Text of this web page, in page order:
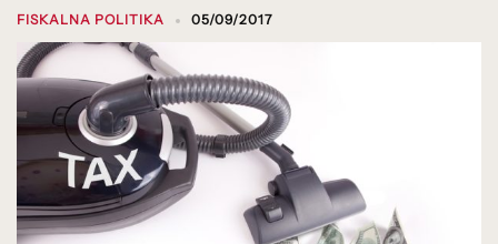
FISKALNA POLITIKA 05/09/2017